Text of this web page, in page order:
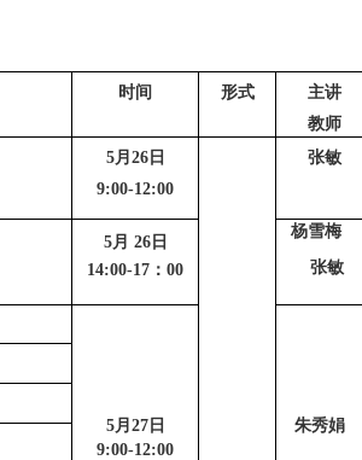
时间 形式
主讲
教师
5月26日
9:00-12:00
张敏
5月 26日
14:00-17：00
杨雪梅
张敏
5月27日
9:00-12:00
朱秀娟